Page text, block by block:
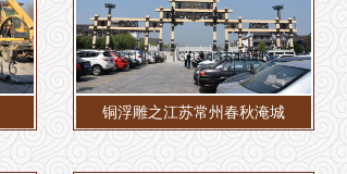
铜浮雕之江苏常州春秋淹城